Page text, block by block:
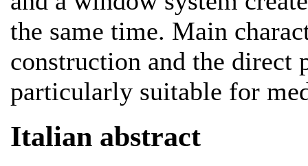
the same time. Main
construction and the direct
particularly suitable for
Italian abstract